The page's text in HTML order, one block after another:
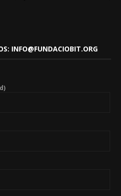
INFO@FUNDACIOBIT.ORG